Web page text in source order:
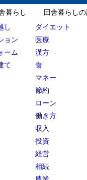
暮らし
し
ョン
ーム
て
田舎暮らし
ダイエット
医療
漢方
食
マネー
節約
ローン
働き方
収入
投資
経営
相続